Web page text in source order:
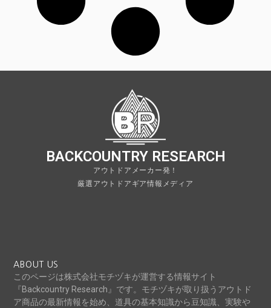
BACKCOUNTRY RESEARCH
アウトドアメーカー発！
厳選アウトドアギア情報メディア
ABOUT US
このページは株式会社モチヅキが運営する情報サイト
『Backcountry Research』です。モチヅキが取り扱うアウトド
ア商品の最新情報を始め、道具の基本知識から豆知識、実験や